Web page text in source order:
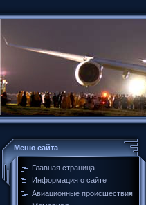
Меню сайта
Главная страница
Информация о сайте
Авиационные происшествия